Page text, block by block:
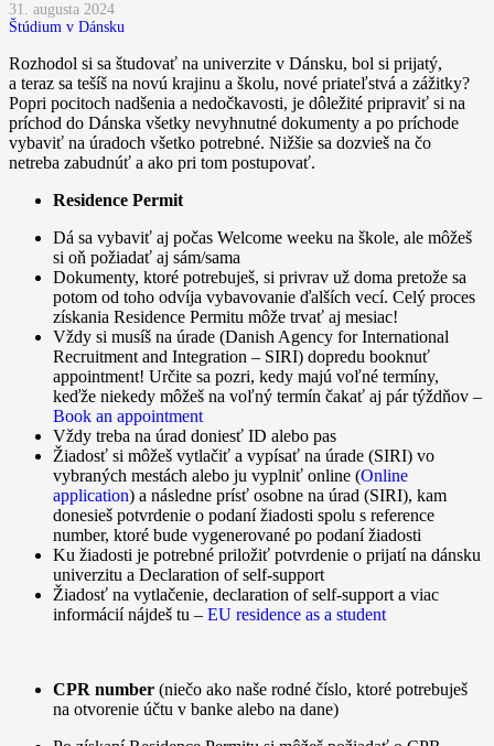
31. augusta 2024
Štúdium v Dánsku
Rozhodol si sa študovať na univerzite v Dánsku, bol si prijatý,
a teraz sa tešíš na novú krajinu a školu, nové priateľstvá a zážitky?
Popri pocitoch nadšenia a nedočkavosti, je dôležité pripraviť si na
príchod do Dánska všetky nevyhnutné dokumenty a po príchode
vybaviť na úradoch všetko potrebné. Nižšie sa dozvieš na čo
netreba zabudnúť a ako pri tom postupovať.
Residence Permit
Dá sa vybaviť aj počas Welcome weeku na škole, ale môžeš
si oň požiadať aj sám/sama
Dokumenty, ktoré potrebuješ, si privrav už doma pretože sa
potom od toho odvíja vybavovanie ďalších vecí. Celý proces
získania Residence Permitu môže trvať aj mesiac!
Vždy si musíš na úrade (Danish Agency for International
Recruitment and Integration – SIRI) dopredu booknuť
appointment! Určite sa pozri, kedy majú voľné termíny,
keďže niekedy môžeš na voľný termín čakať aj pár týždňov –
Book an appointment
Vždy treba na úrad doniesť ID alebo pas
Žiadosť si môžeš vytlačiť a vypísať na úrade (SIRI) vo
vybraných mestách alebo ju vyplniť online (Online
application) a následne prísť osobne na úrad (SIRI), kam
donesieš potvrdenie o podaní žiadosti spolu s reference
number, ktoré bude vygenerované po podaní žiadosti
Ku žiadosti je potrebné priložiť potvrdenie o prijatí na dánsku
univerzitu a Declaration of self-support
Žiadosť na vytlačenie, declaration of self-support a viac
informácií nájdeš tu – EU residence as a student
CPR number (niečo ako naše rodné číslo, ktoré potrebuješ
na otvorenie účtu v banke alebo na dane)